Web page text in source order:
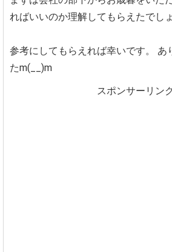
ればいいのか理解してもらえたでし
参考にしてもらえれば幸いです。
あ
たm(__)m
スポンサーリンク